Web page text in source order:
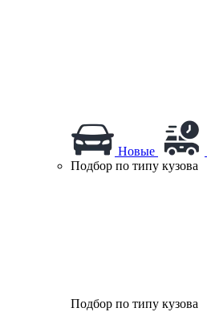
Новые
Подбор по типу кузова
Подбор по типу кузова